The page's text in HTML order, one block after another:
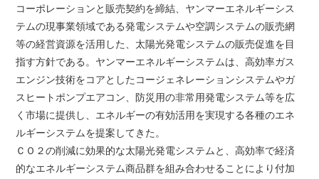
コーポレーションと販売契約を締結、ヤンマーエネルギーシス
テムの現事業領域である発電システムや空調システムの販売網
等の経営資源を活用した、太陽光発電システムの販売促進を目
指す方針である。ヤンマーエネルギーシステムは、高効率ガス
エンジン技術をコアとしたコージェネレーションシステムやガ
スヒートポンプエアコン、防災用の非常用発電システム等を広
く市場に提供し、エネルギーの有効活用を実現する各種のエネ
ルギーシステムを提案してきた。
ＣＯ２の削減に効果的な太陽光発電システムと、高効率で経済
的なエネルギーシステム商品群を組み合わせることにより付加